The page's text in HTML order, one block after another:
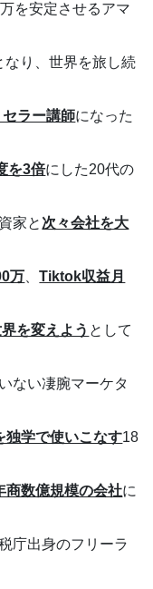
を安定させるアマ
なり、世界を旅し続
ラー講師になった
を3倍にした20代の
家と 次々会社を大
万 、Tiktok収益月
を変えよう として
ない凄腕マーケタ
独学で使いこなす18
商数億規模の会社に
庁出身のフリーラ